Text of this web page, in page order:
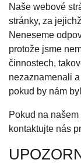
Naše webové
stránky, za
Neneseme
protože jsme
činnostech,
nezaznamenali
pokud by nám
Pokud na
kontaktujte nás